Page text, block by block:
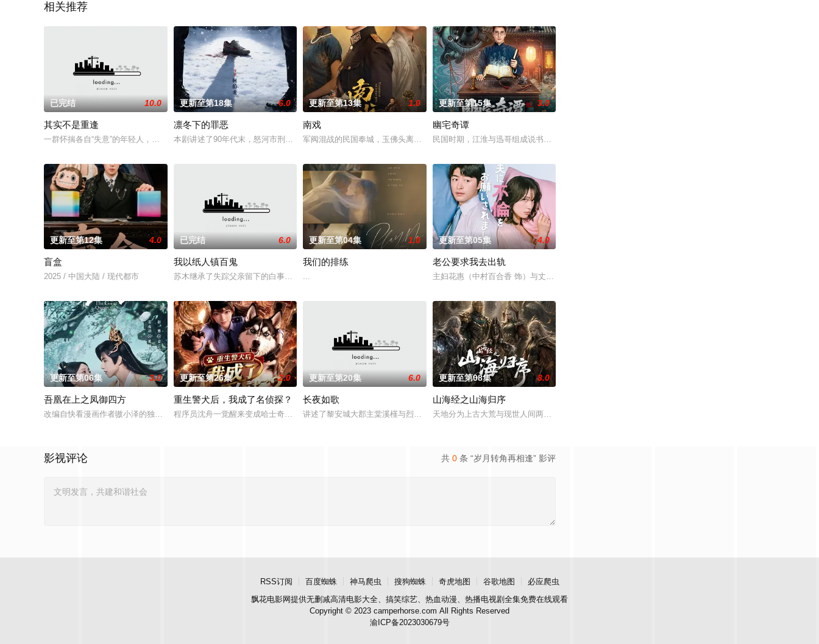
相关推荐
已完结 10.0
其实不是重逢
一群怀揣各自“失意”的年轻人，在沿海小城南安相遇相知，他们决心各展所长创办旅行社。他们以当地的特色人文与美食为引，用真诚与创意打动游客。尽
更新至第18集 6.0
凛冬下的罪恶
本剧讲述了90年代末，怒河市刑侦支队在无普及监控、无DNA鉴定技术的支持下，通过摸排、勘查等传统刑侦手段，接连破获数起重案要案的艰难过程。
更新至第13集 1.0
南戏
军阀混战的民国奉城，玉佛头离奇失窃，戏班主横尸戏台，将冷血少帅许又安与昆曲名伶荣筱楠推向不死不休的对立绝境。而他们不知，对方正是
更新至第15集 3.0
幽宅奇谭
民国时期，江淮与迅哥组成说书班子，偶遇“白天人住屋，晚上鬼占房”的阴阳宅，江淮被掳走配“阴婚”。他与
更新至第12集 4.0
盲盒
2025 / 中国大陆 / 现代都市
已完结 6.0
我以纸人镇百鬼
苏木继承了失踪父亲留下的白事馆，本想低调扎纸维生，却因一具流血的新娘纸人卷入了一场跨越十年的惊天阴谋。这纸人身上，竟贴着父亲消失前的绝命符
更新至第04集 1.0
我们的排练
...
更新至第05集 4.0
老公要求我去出轨
主妇花惠（中村百合香 饰）与丈夫弘树（佐野玲於 饰）及4岁女儿看似幸福，却面临着丧偶式育儿与长达5年
更新至第06集 3.0
吾凰在上之凤御四方
改编自快看漫画作者嗷小泽的独家连载漫画《吾凰在上》。 现代少女奚圆（姜
更新至第26集 2.0
重生警犬后，我成了名侦探？
程序员沈舟一觉醒来变成哈士奇，还被当成警犬送进警局。为了变回人，他绑定“警犬系统”，破一案进一步，从此踏上破案攒进度之路。深夜巷战持刀歹徒
更新至第20集 6.0
长夜如歌
讲述了黎安城大郡主棠溪槿与烈云峥之间曲折动人的情感，以及他们在复杂局势中坚守初心、勇敢面对困难的爱情故事。通过剧中主人公在成长的
更新至第08集 8.0
山海经之山海归序
天地分为上古大荒与现世人间两界，由太极壁垒相隔，域外虚无异境滋生侵蚀神魂、扰乱秩序的暗紫色暗力；
共 0 条 “岁月转角再相逢” 影评
影视评论
RSS订阅 百度蜘蛛 神马爬虫 搜狗蜘蛛 奇虎地图 谷歌地图
必应爬虫
飘花电影网提供无删减高清电影大全、搞笑综艺、热血动漫、热播电视剧全集免费在线观看
Copyright © 2023 camperhorse.com All Rights Reserved
渝ICP备2023030679号